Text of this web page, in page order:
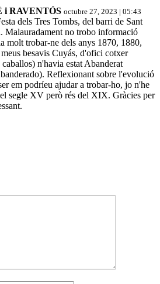
i RAVENTÓS octubre 27, 2023 | 05:43
dels Tres Tombs, del barri de Sant
Malauradament no trobo informació
molt trobar-ne dels anys 1870, 1880,
besavis Cuyás, d'ofici cotxer
n'havia estat Abanderat
Reflexionant sobre l'evolució
em podríeu ajudar a trobar-ho, jo n'he
segle XV però rés del XIX. Gràcies per